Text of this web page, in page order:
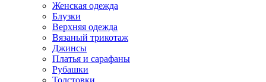
Женская одежда
Блузки
Верхняя одежда
Вязаный трикотаж
Джинсы
Платья и сарафаны
Рубашки
Толстовки